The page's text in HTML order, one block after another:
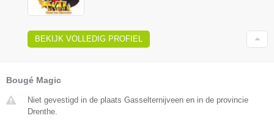
BEKIJK VOLLEDIG PROFIEL
Bougé Magic
Niet gevestigd in de plaats Gasselternijveen en in de provincie
Drenthe.